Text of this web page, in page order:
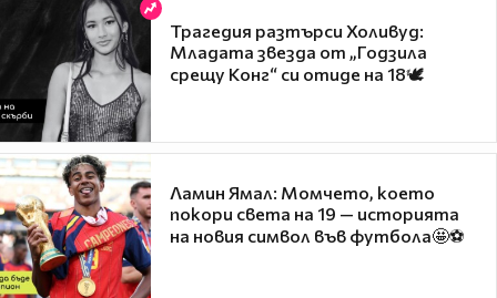
Трагедия разтърси Холивуд:
Младата звезда от „Годзила
срещу Конг“ си отиде на 18🕊️
Ламин Ямал: Момчето, което
покори света на 19 — историята
на новия символ във футбола🤩⚽